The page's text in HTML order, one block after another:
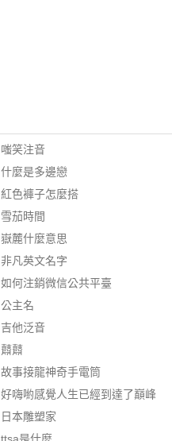
嗤笑注音
什麼是多邊戀
紅色褲子怎麼搭
雪茄時間
嶽麓什麼意思
非凡英文名字
如何注銷微信公共平臺
公主名
吉他泛音
鼘鼘
故事接龍神奇手電筒
好嗨喲感覺人生已經到達了巔峰
日本雕塑家